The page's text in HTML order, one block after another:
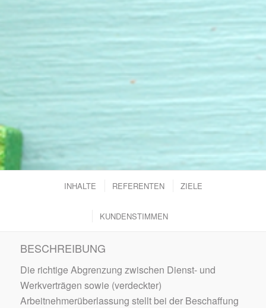
INHALTE REFERENTEN ZIELE
KUNDENSTIMMEN
BESCHREIBUNG
Die richtige Abgrenzung zwischen Dienst- und
Werkverträgen sowie (verdeckter)
Arbeitnehmerüberlassung stellt bei der Beschaffung